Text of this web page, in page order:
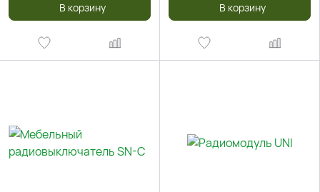
В корзину В корзину